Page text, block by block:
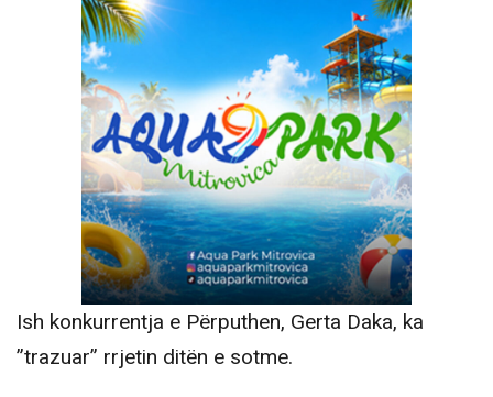
Ish konkurrentja e Përputhen, Gerta Daka, ka
”trazuar” rrjetin ditën e sotme.